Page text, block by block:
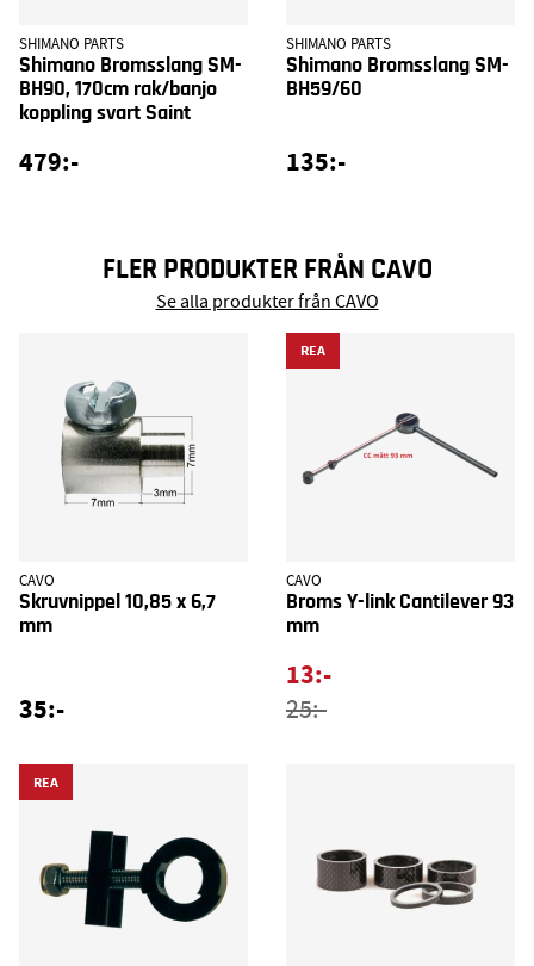
SHIMANO PARTS
Shimano Bromsslang SM-
BH90, 170cm rak/banjo
koppling svart Saint
479:-
SHIMANO PARTS
Shimano Bromsslang SM-
BH59/60
135:-
FLER PRODUKTER FRÅN CAVO
Se alla produkter från CAVO
CAVO
Skruvnippel 10,85 x 6,7
mm
35:-
REA
CAVO
Broms Y-link Cantilever 93
mm
13:-
25:-
REA